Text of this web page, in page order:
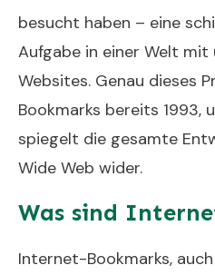
besucht haben – eine
Aufgabe in einer Welt mit
Websites. Genau dieses
Bookmarks bereits 1993,
spiegelt die gesamte
Wide Web wider.
Was sind
Internet-Bookmarks,